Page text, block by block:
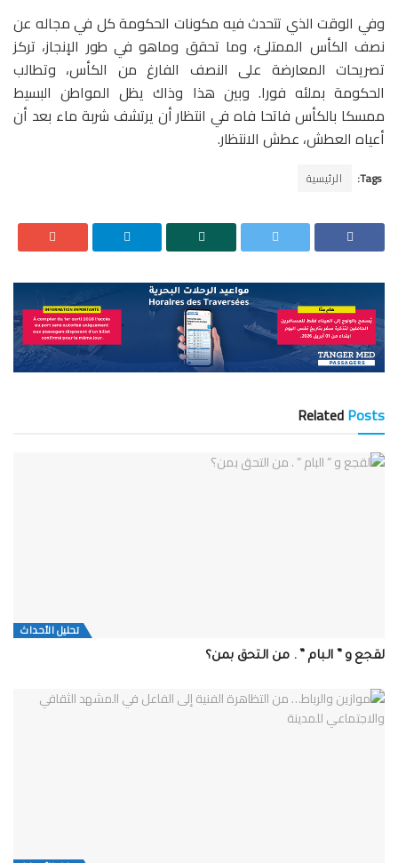
وفي الوقت الذي تتحدث فيه مكونات الحكومة كل في مجاله عن
نصف الكأس الممتلئ، وما تحقق وماهو في طور الإنجاز، تركز
تصريحات المعارضة على النصف الفارغ من الكأس، وتطالب
الحكومة بملئه فورا. وبين هذا وذاك يظل المواطن البسيط
ممسكا بالكأس فاتحا فاه في انتظار أن يرتشف شربة ماء بعد أن
أعياه العطش، عطش الانتظار.
Tags: الرئيسية
RelatedPosts
تحلیل الأحداث
لقجع و ” البام ” . من التحق بمن؟